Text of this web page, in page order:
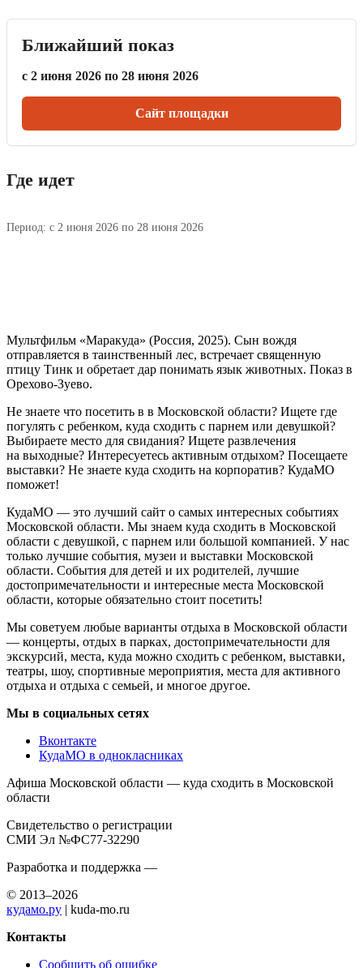
Ближайший показ
с 2 июня 2026 по 28 июня 2026
Сайт площадки
Где идет
Период: с 2 июня 2026 по 28 июня 2026
Мультфильм «Маракуда» (Россия, 2025). Сын вождя
отправляется в таинственный лес, встречает священную
птицу Тинк и обретает дар понимать язык животных. Показ в
Орехово-Зуево.
Не знаете что посетить в в Московской области? Ищете где
погулять с ребенком, куда сходить с парнем или девушкой?
Выбираете место для свидания? Ищете развлечения
на выходные? Интересуетесь активным отдыхом? Посещаете
выставки? Не знаете куда сходить на корпоратив? КудаМО
поможет!
КудаМО — это лучший сайт о самых интересных событиях
Московской области. Мы знаем куда сходить в Московской
области с девушкой, с парнем или большой компанией. У нас
только лучшие события, музеи и выставки Московской
области. События для детей и их родителей, лучшие
достопримечательности и интересные места Московской
области, которые обязательно стоит посетить!
Мы советуем любые варианты отдыха в Московской области
— концерты, отдых в парках, достопримечательности для
экскурсий, места, куда можно сходить с ребенком, выставки,
театры, шоу, спортивные мероприятия, места для активного
отдыха и отдыха с семьей, и многое другое.
Мы в социальных сетях
Вконтакте
КудаМО в однокласниках
Афиша Московской области — куда сходить в Московской
области
Свидетельство о регистрации
СМИ Эл №ФС77-32290
Разработка и поддержка —
© 2013–2026
кудамо.ру | kuda-mo.ru
Контакты
Сообщить об ошибке